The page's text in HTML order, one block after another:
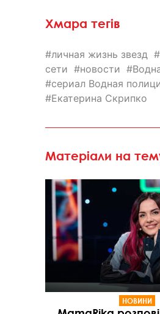
Хмара тегів
личная жизнь звезд
сети
новости
сериал Водная
Екатерина Скрипко
Матеріали на
НОВИНИ